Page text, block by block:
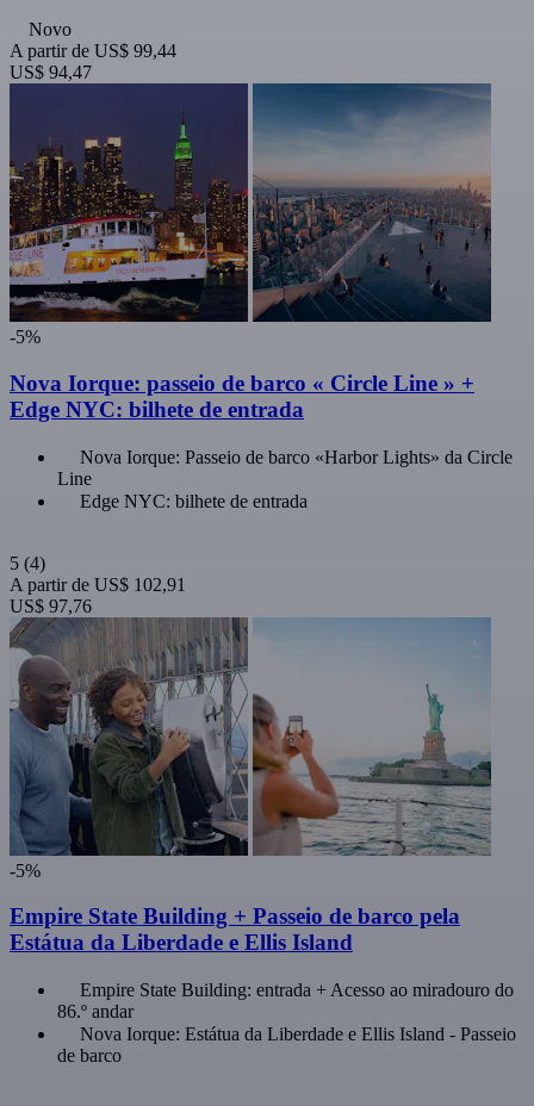
Novo
A partir de US$ 99,44
US$ 94,47
-5%
Nova Iorque: passeio de barco « Circle Line » +
Edge NYC: bilhete de entrada
Nova Iorque: Passeio de barco «Harbor Lights» da Circle
Line
Edge NYC: bilhete de entrada
5 (4)
A partir de US$ 102,91
US$ 97,76
-5%
Empire State Building + Passeio de barco pela
Estátua da Liberdade e Ellis Island
Empire State Building: entrada + Acesso ao miradouro do
86.º andar
Nova Iorque: Estátua da Liberdade e Ellis Island - Passeio
de barco